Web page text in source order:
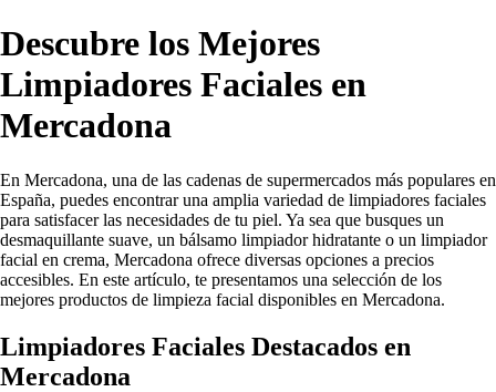
Descubre los Mejores
Limpiadores Faciales en
Mercadona
En Mercadona, una de las cadenas de supermercados más populares en
España, puedes encontrar una amplia variedad de limpiadores faciales
para satisfacer las necesidades de tu piel. Ya sea que busques un
desmaquillante suave, un bálsamo limpiador hidratante o un limpiador
facial en crema, Mercadona ofrece diversas opciones a precios
accesibles. En este artículo, te presentamos una selección de los
mejores productos de limpieza facial disponibles en Mercadona.
Limpiadores Faciales Destacados en
Mercadona